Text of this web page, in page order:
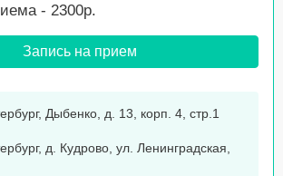
- 2300р.
Запись на прием
Дыбенко, д. 13, корп. 4, стр.1
д. Кудрово, ул. Ленинградская,